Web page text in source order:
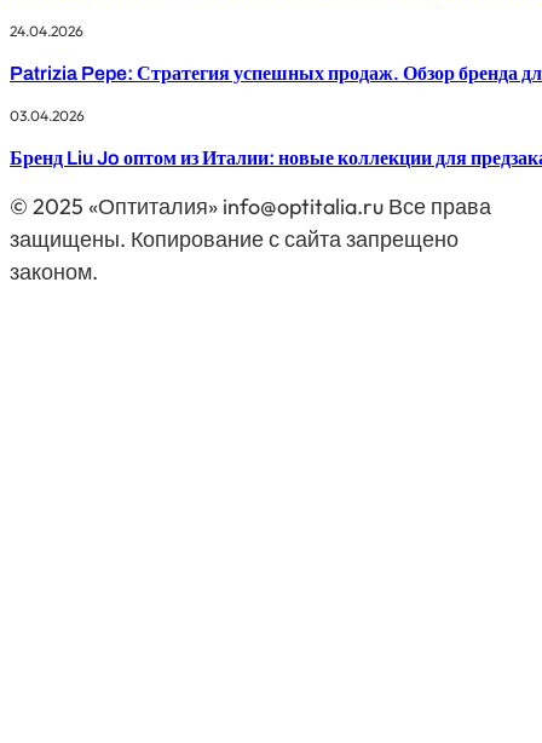
24.04.2026
Patrizia Pepe: Стратегия успешных продаж. Обзор бренда
03.04.2026
Бренд Liu Jo оптом из Италии: новые коллекции для
© 2025 «Оптиталия» info@optitalia.ru Все права
защищены. Копирование с сайта запрещено
законом.